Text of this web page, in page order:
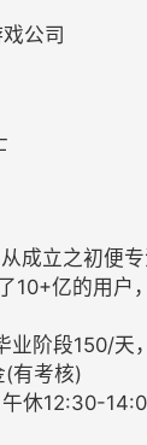
公司
成立之初便
10+亿的用户
业阶段150/天
有考核)
休12:30-